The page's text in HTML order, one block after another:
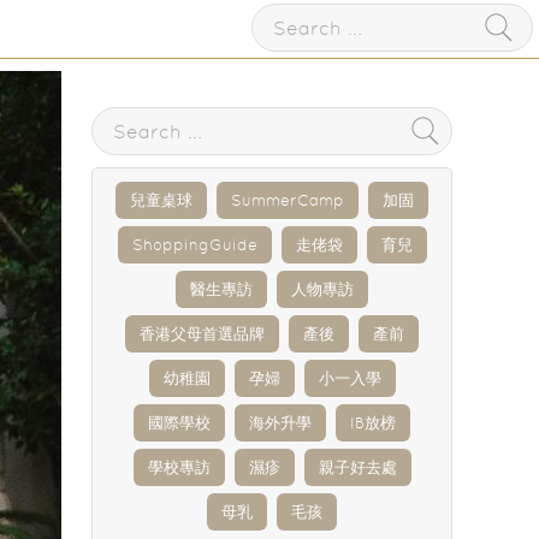
兒童桌球 SummerCamp 加固
ShoppingGuide 走佬袋 育兒
醫生專訪 人物專訪
香港父母首選品牌 產後 產前
幼稚園 孕婦 小一入學
國際學校 海外升學 IB放榜
學校專訪 濕疹 親子好去處
母乳 毛孩